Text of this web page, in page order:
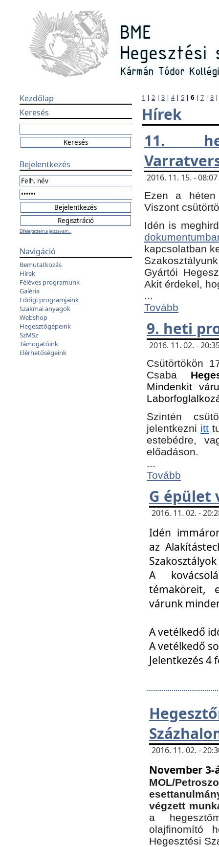
Kezdőlap
Keresés
Bejelentkezés
Elfelejtettem a jelszavam...
Navigáció
Bemutatkozás
Hírek
Féléves programunk
Galéria
Eddigi programjaink
Szakmai anyagok
Webshop
Hegesztőgépeink
SzMSz
Támogatóink
Elérhetőségeink
1 | 2 | 3 | 4| 5 | 6 | 7 | 8
Hírek
11.
2016. 11. 15. -
Ezen a héten
Viszont
Idén is
kapcsolatban
Gyártói
Akit érdekel,
...
Tovább
9. heti
2016. 11. 02. -
Csütörtökön
Csaba
Mindenkit
Szintén
jelentkezni itt
estebédre,
előadáson.
...
Tovább
G épület
2016. 11. 02. -
Idén
az
A
témaköreit,
várunk
A vetélkedő
A vetélkedő
Jelentkezés 4
2016. 11. 02. -
November
MOL/
végzett
a
olajfinomító
Hegesztési